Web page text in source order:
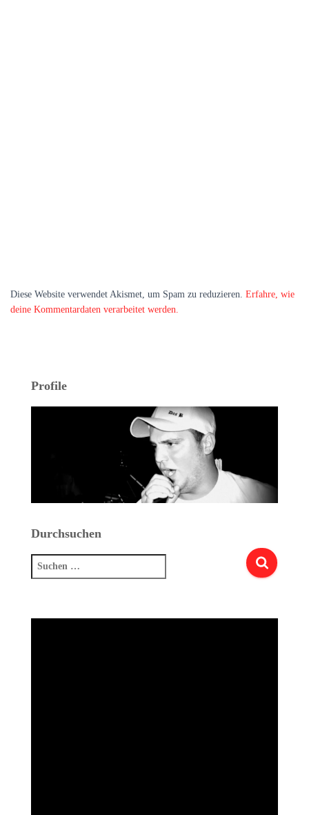
Diese Website verwendet Akismet, um Spam zu reduzieren. Erfahre, wie
deine Kommentardaten verarbeitet werden.
Profile
Durchsuchen
Suchen
nach: